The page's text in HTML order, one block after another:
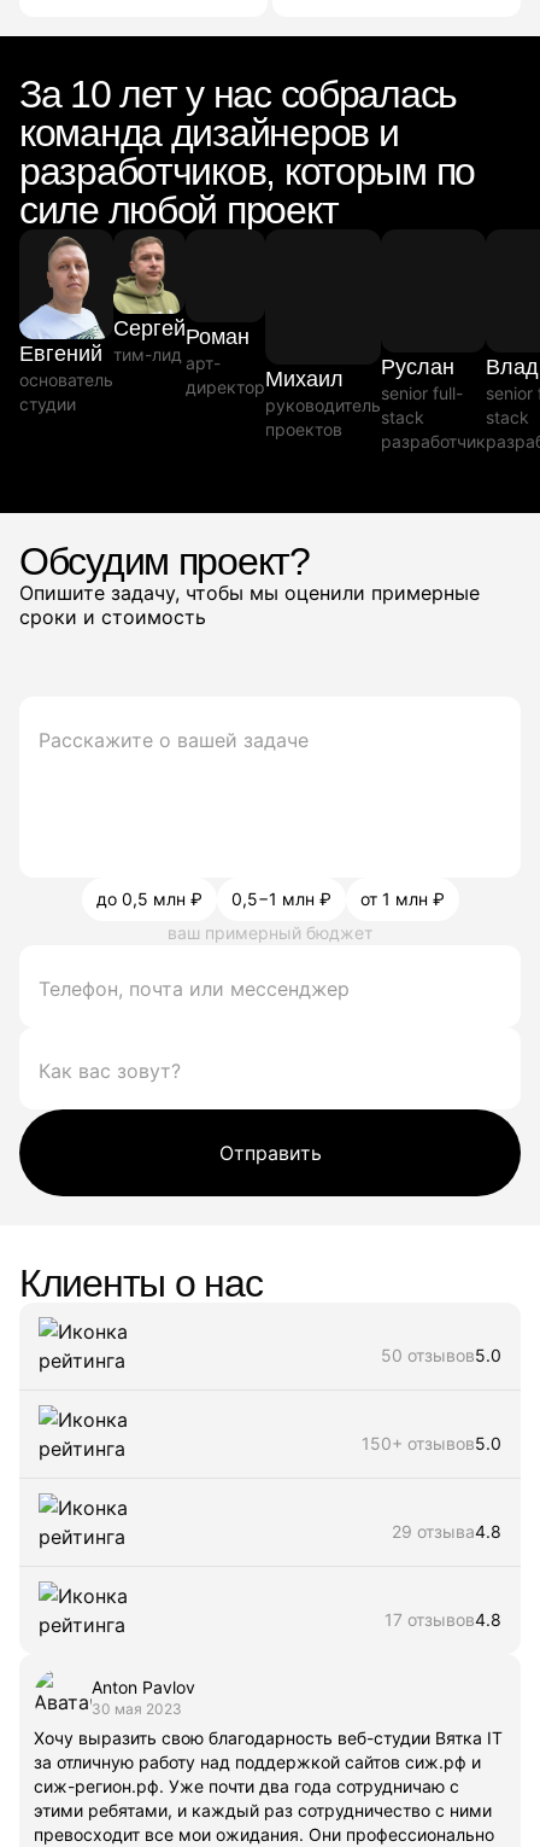
За 10 лет у нас собралась
команда дизайнеров и
разработчиков, которым по
силе любой проект
Евгений
основатель
студии
Сергей
тим-лид
Роман
арт-
директорМихаил
руководитель
проектов
Руслан
senior full-
stack
разработчик
senior
stack
Обсудим проект?
Опишите задачу, чтобы мы оценили примерные
сроки и стоимость
до 0,5 млн ₽ 0,5−1 млн ₽
от 1 млн ₽
ваш примерный бюджет
Отправить
Клиенты о нас
50 отзывов5.0
150+ отзывов5.0
29 отзыва4.8
17 отзывов4.8
Anton Pavlov
30 мая 2023
Хочу выразить свою благодарность веб-студии Вятка IT
за отличную работу над поддержкой сайтов сиж.рф и
сиж-регион.рф. Уже почти два года сотрудничаю с
этими ребятами, и каждый раз сотрудничество с ними
превосходит все мои ожидания. Они профессионально